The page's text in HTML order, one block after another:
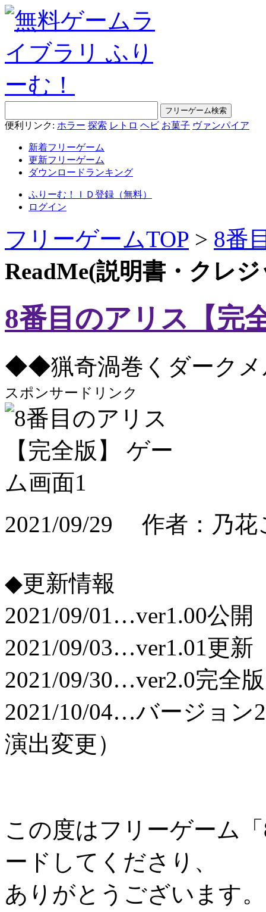
便利リンク: ホラー 探索 レトロ ヘビ お菓子 ヴァンパイア
新着フリーゲーム
更新フリーゲーム
ダウンロードランキング
ふりーむ！ＩＤ登録（無料）
ログイン
フリーゲームTOP > 8番
ReadMe(説明書・クレ
8番目のアリス【完
◆◆猟奇渦巻くダーク
スポンサードリンク
2021/09/29 作者：乃花
◆更新情報
2021/09/01…ver1.00公開
2021/09/03…ver1.01更新
2021/09/30…ver2.0完全
2021/10/04…バージョン
演出変更）
この度はフリーゲーム
ードしてくださり、
ありがとうございます